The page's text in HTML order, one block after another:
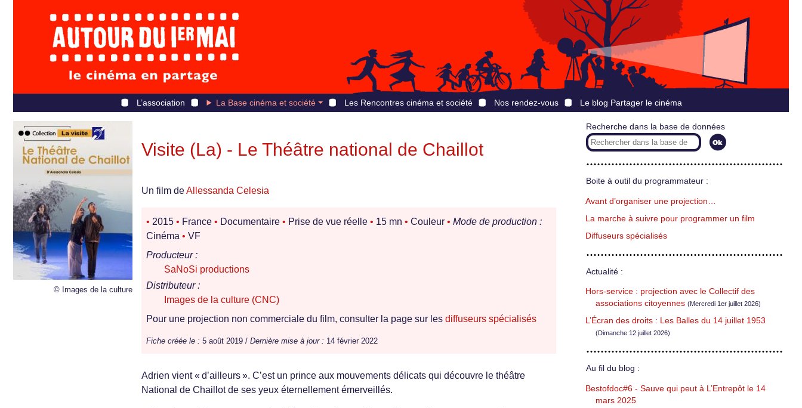
L’association La Base cinéma et société Les Rencontres cinéma et société Nos rendez-vous Le blog Partager le cinéma
© Images de la culture
Visite (La) - Le Théâtre national de Chaillot
Un film deAllessanda Celesia
• 2015 • France • Documentaire • Prise de vue réelle • 15 mn • Couleur • Mode de production :
Cinéma • VF
Producteur :
SaNoSi productions
Distributeur :
Images de la culture (CNC)
Pour une projection non commerciale du film, consulter la page sur les diffuseurs spécialisés
Fiche créée le : 5 août 2019 / Dernière mise à jour : 14 février 2022
Adrien vient « d’ailleurs ». C’est un prince aux mouvements délicats qui découvre le théâtre
National de Chaillot de ses yeux éternellement émerveillés.
Recherche dans la base de données
Boite à outil du programmateur :
Avant d’organiser une projection…
La marche à suivre pour programmer un film
Diffuseurs spécialisés
Actualité :
Hors-service : projection avec le Collectif des
associations citoyennes (Mercredi 1er juillet 2026)
L’Écran des droits : Les Balles du 14 juillet 1953
(Dimanche 12 juillet 2026)
Au fil du blog :
Bestofdoc#6 - Sauve qui peut à L’Entrepôt le 14
mars 2025